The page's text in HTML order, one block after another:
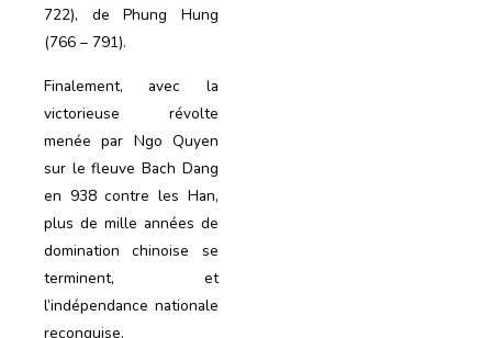
722), de Phung Hung
(766 – 791).
Finalement, avec la
victorieuse révolte
menée par Ngo Quyen
sur le fleuve Bach Dang
en 938 contre les Han,
plus de mille années de
domination chinoise se
terminent, et
l’indépendance nationale
reconquise.